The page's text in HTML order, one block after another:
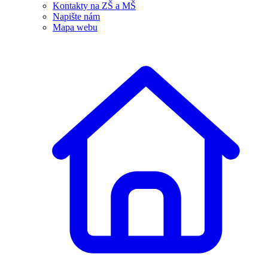
Kontakty na ZŠ a MŠ
Napište nám
Mapa webu